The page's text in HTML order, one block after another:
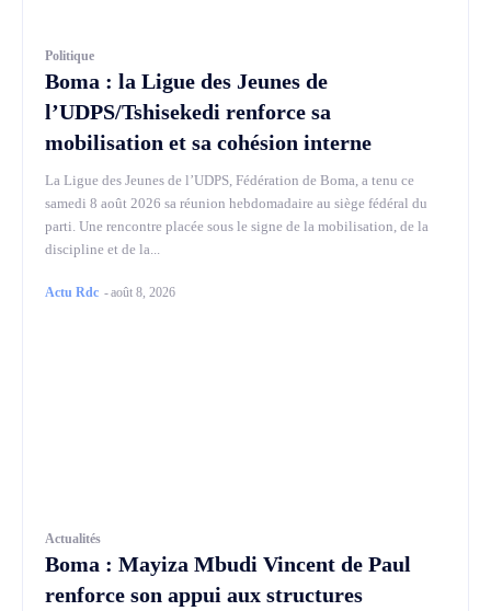
Politique
Boma : la Ligue des Jeunes de
l’UDPS/Tshisekedi renforce sa
mobilisation et sa cohésion interne
La Ligue des Jeunes de l’UDPS, Fédération de Boma, a tenu ce
samedi 8 août 2026 sa réunion hebdomadaire au siège fédéral du
parti. Une rencontre placée sous le signe de la mobilisation, de la
discipline et de la...
Actu Rdc -août 8, 2026
Actualités
Boma : Mayiza Mbudi Vincent de Paul
renforce son appui aux structures